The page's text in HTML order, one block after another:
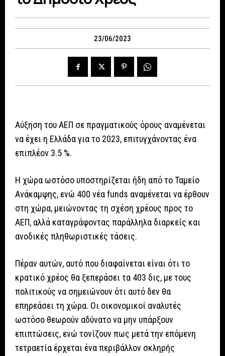
23/06/2023
Αύξηση του ΑΕΠ σε πραγματικούς όρους αναμένεται
να έχει η Ελλάδα για το 2023, επιτυγχάνοντας ένα
επιπλέον 3.5 %.
Η χώρα ωστόσο υποστηρίζεται ήδη από το Ταμείο
Ανάκαμψης, ενώ 400 νέα funds αναμένεται να έρθουν
στη χώρα, μειώνοντας τη σχέση χρέους προς το
ΑΕΠ, αλλά καταγράφοντας παράλληλα διαρκείς και
ανοδικές πληθωριστικές τάσεις.
Πέραν αυτών, αυτό που διαφαίνεται είναι ότι το
κρατικό χρέος θα ξεπεράσει τα 403 δις, με τους
πολιτικούς να σημειώνουν ότι αυτό δεν θα
επηρεάσει τη χώρα. Οι οικονομικοί αναλυτές
ωστόσο θεωρούν αδύνατο να μην υπάρξουν
επιπτώσεις, ενώ τονίζουν πως μετά την επόμενη
τετραετία έρχεται ένα περιβάλλον σκληρής